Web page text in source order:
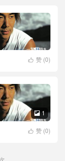
 赞 (0)
 1
 赞 (0)